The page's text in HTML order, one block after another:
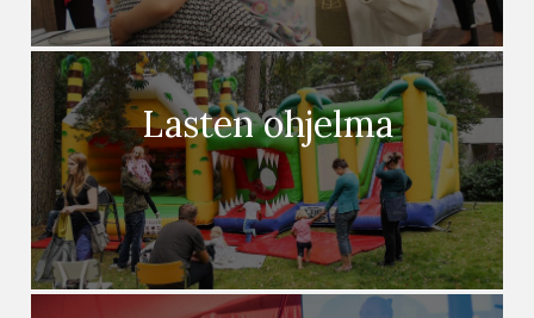
Lasten ohjelma